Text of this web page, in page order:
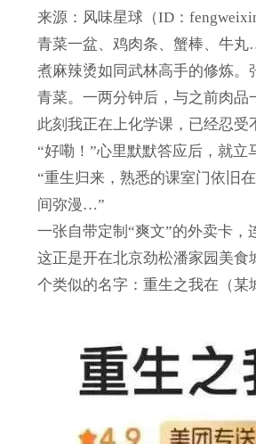
来源：风味星球（ID：
青菜一盆、鸡肉条、蟹棒、牛
煮麻辣烫如同武林高手的修炼
青菜。一两分钟后，与之前肉品
此刻我正在上化学课，已经忍受
“好嘞！”心里默默答应后，就
“重生归来，熟悉的课室门依旧
间弥漫…”
一张自带定制“爽文”的外卖卡，
这正是开在北京劲松潘家园美
个类似的名字：重生之我在（某